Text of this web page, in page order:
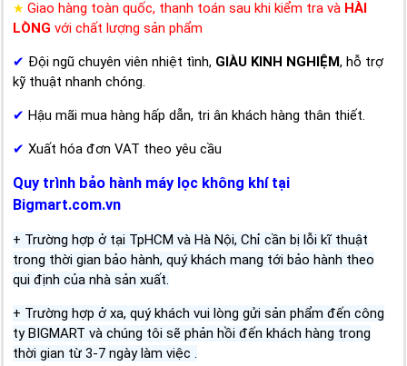
★ Giao hàng toàn quốc, thanh toán sau khi kiểm tra và HÀI
LÒNG với chất lượng sản phẩm
✔ Đội ngũ chuyên viên nhiệt tình, GIÀU KINH NGHIỆM, hỗ trợ
kỹ thuật nhanh chóng.
✔ Hậu mãi mua hàng hấp dẫn, tri ân khách hàng thân thiết.
✔ Xuất hóa đơn VAT theo yêu cầu
Quy trình bảo hành máy lọc không khí tại
Bigmart.com.vn
+ Trường hợp ở tại TpHCM và Hà Nội, Chỉ cần bị lỗi kĩ thuật
trong thời gian bảo hành, quý khách mang tới bảo hành theo
qui định của nhà sản xuất.
+ Trường hợp ở xa, quý khách vui lòng gửi sản phẩm đến công
ty BIGMART và chúng tôi sẽ phản hồi đến khách hàng trong
thời gian từ 3-7 ngày làm việc .